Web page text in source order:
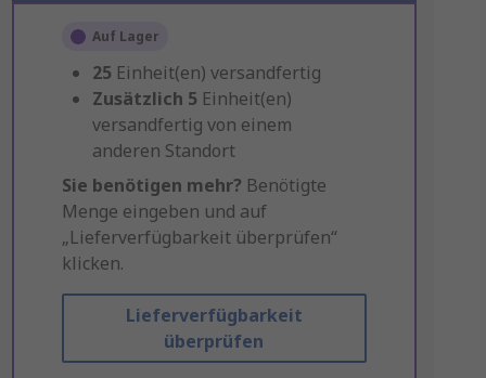
Auf Lager
25 Einheit(en) versandfertig
Zusätzlich 5 Einheit(en)
versandfertig von einem
anderen Standort
Sie benötigen mehr? Benötigte
Menge eingeben und auf
„Lieferverfügbarkeit überprüfen“
klicken.
Lieferverfügbarkeit
überprüfen